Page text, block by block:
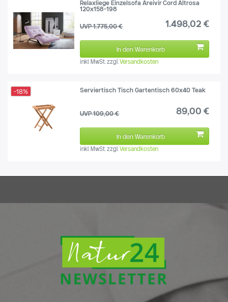
Relaxliege Einzelsofa Areivir Cord Altrosa
120x158-198
UVP 1.775,00 € 1.498,02 €
In den Warenkorb
inkl. MwSt. zzgl.Versandkosten
-18% Serviertisch Tisch Gartentisch 60x40 Teak
UVP 109,00 € 89,00 €
In den Warenkorb
inkl. MwSt. zzgl.Versandkosten